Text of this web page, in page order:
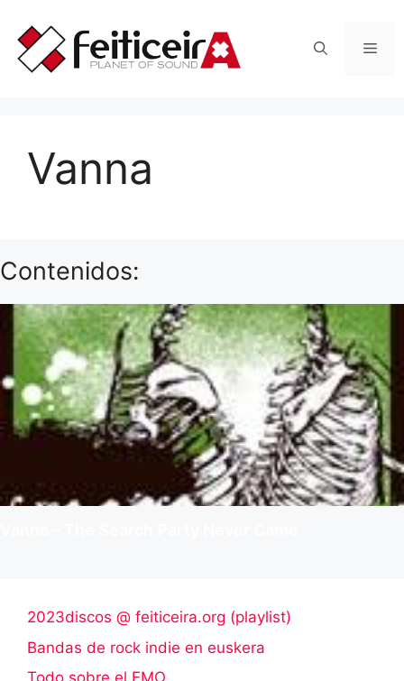
contenido
Vanna
Contenidos:
2023discos @ feiticeira.org (playlist)
Bandas de rock indie en euskera